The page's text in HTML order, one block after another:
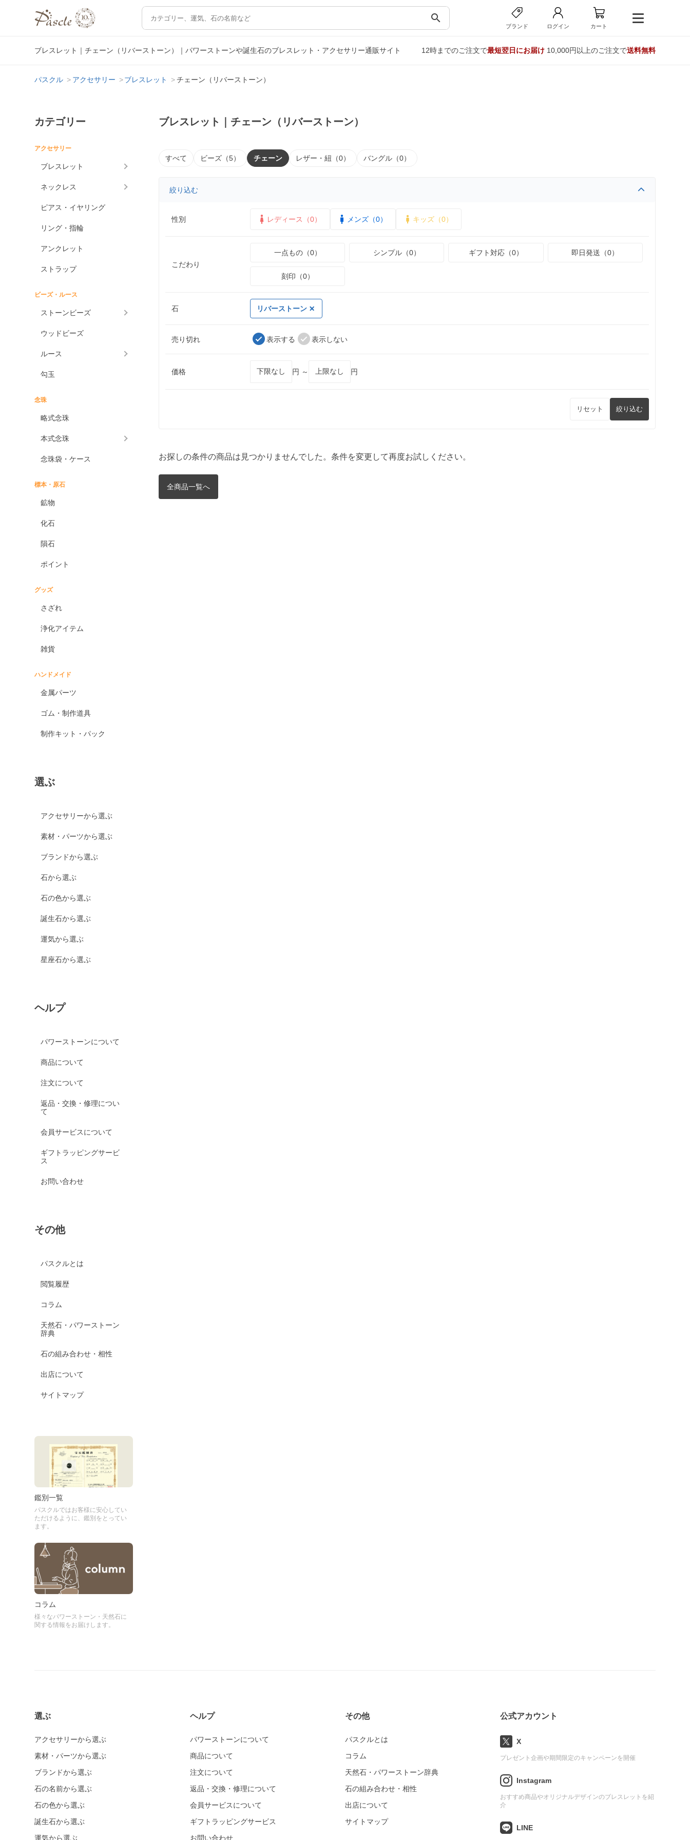
search
ブランド ログイン カート
ブレスレット｜チェーン（リバーストーン）｜パワーストーンや誕生石のブレスレット・アクセサリー通販サイト 12時までのご注文で最短翌日にお届け10,000円以上のご注文で送料無料
パスクル アクセサリー ブレスレット チェーン（リバーストーン）
カテゴリー
アクセサリー
ブレスレット
ネックレス
ピアス・イヤリング
リング・指輪
アンクレット
ストラップ
ビーズ・ルース
ストーンビーズ
ウッドビーズ
ルース
勾玉
念珠
略式念珠
本式念珠
念珠袋・ケース
標本・原石
鉱物
化石
隕石
ポイント
グッズ
さざれ
浄化アイテム
雑貨
ハンドメイド
金属パーツ
ゴム・制作道具
制作キット・パック
選ぶ
アクセサリーから選ぶ
素材・パーツから選ぶ
ブランドから選ぶ
石から選ぶ
石の色から選ぶ
誕生石から選ぶ
運気から選ぶ
星座石から選ぶ
ヘルプ
パワーストーンについて
商品について
注文について
返品・交換・修理につい
て
会員サービスについて
ギフトラッピングサービ
ス
お問い合わせ
その他
パスクルとは
閲覧履歴
コラム
天然石・パワーストーン
辞典
石の組み合わせ・相性
出店について
サイトマップ
鑑別一覧
パスクルではお客様に安心してい
ただけるように、鑑別をとってい
ます。
コラム
様々なパワーストーン・天然石に
関する情報をお届けします。
ブレスレット｜チェーン（リバーストーン）
すべて ビーズ（5） チェーン レザー・紐（0） バングル（0）
絞り込む
性別 レディース（0） メンズ（0） キッズ（0）
こだわり
一点もの（0） シンプル（0） ギフト対応（0） 即日発送（0）
刻印（0）
石 リバーストーン
売り切れ 表示する 表示しない
価格 円 ～ 円
リセット 絞り込む
お探しの条件の商品は見つかりませんでした。条件を変更して再度お試しください。
全商品一覧へ
選ぶ
アクセサリーから選ぶ
素材・パーツから選ぶ
ブランドから選ぶ
石の名前から選ぶ
石の色から選ぶ
誕生石から選ぶ
運気から選ぶ
ヘルプ
パワーストーンについて
商品について
注文について
返品・交換・修理について
会員サービスについて
ギフトラッピングサービス
お問い合わせ
その他
パスクルとは
コラム
天然石・パワーストーン辞典
石の組み合わせ・相性
出店について
サイトマップ
公式アカウント
X
プレゼント企画や期間限定のキャンペーンを開催
Instagram
おすすめ商品やオリジナルデザインのブレスレットを紹
介
LINE